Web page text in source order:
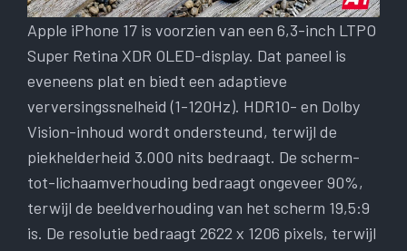
Apple iPhone 17 is voorzien van een 6,3-inch LTPO
Super Retina XDR OLED-display. Dat paneel is
eveneens plat en biedt een adaptieve
verversingssnelheid (1-120Hz). HDR10- en Dolby
Vision-inhoud wordt ondersteund, terwijl de
piekhelderheid 3.000 nits bedraagt. De scherm-
tot-lichaamverhouding bedraagt ​​ongeveer 90%,
terwijl de beeldverhouding van het scherm 19,5:9
is. De resolutie bedraagt ​​2622 x 1206 pixels, terwijl